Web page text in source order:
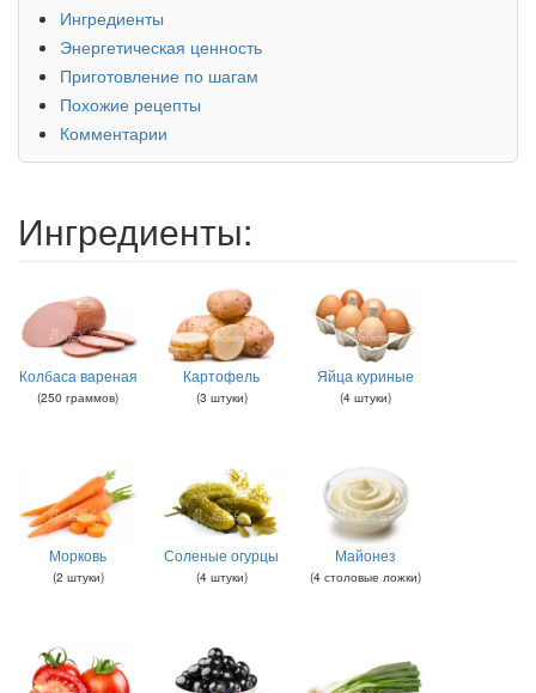
Ингредиенты
Энергетическая ценность
Приготовление по шагам
Похожие рецепты
Комментарии
Ингредиенты:
Колбаса вареная
(250 граммов)
Картофель
(3 штуки)
Яйца куриные
(4 штуки)
Морковь
(2 штуки)
Соленые огурцы
(4 штуки)
Майонез
(4 столовые ложки)